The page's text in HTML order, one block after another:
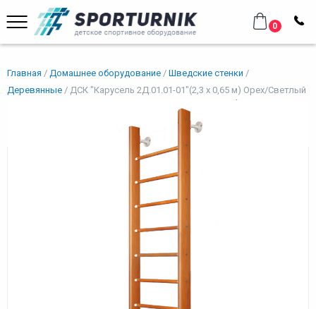
0
Главная Домашнее оборудование
Шведские стенки
Деревянные
ДСК "Карусель 2Д.01.01-01"(2,3 х 0,65 м) Орех/Светлый
ДСК "Карусель 2Д.01.01-01"(2,3 х
0,65 м) Орех/Светлый